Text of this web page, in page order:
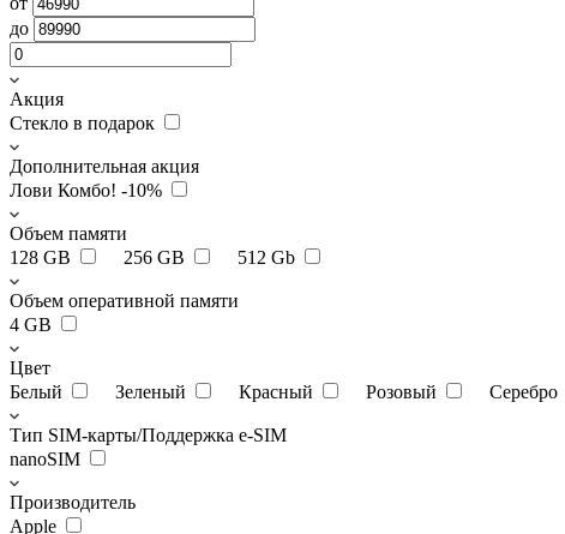
до
Акция
Стекло в подарок
Дополнительная акция
Лови Комбо! -10%
Объем памяти
128 GB
256 GB 512 Gb
Объем оперативной памяти
4 GB
Цвет
Белый
Зеленый Красный Розовый Серебро
Тип SIM-карты/Поддержка e-SIM
nanoSIM
Производитель
Apple